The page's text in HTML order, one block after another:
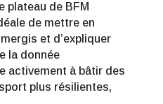
plateau de BFM
de mettre en
et d’expliquer
la donnée
activement à bâtir des
plus résilientes,